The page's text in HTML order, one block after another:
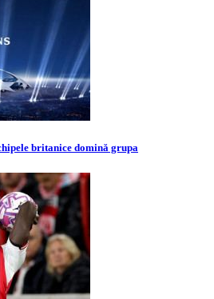
britanice domină grupa